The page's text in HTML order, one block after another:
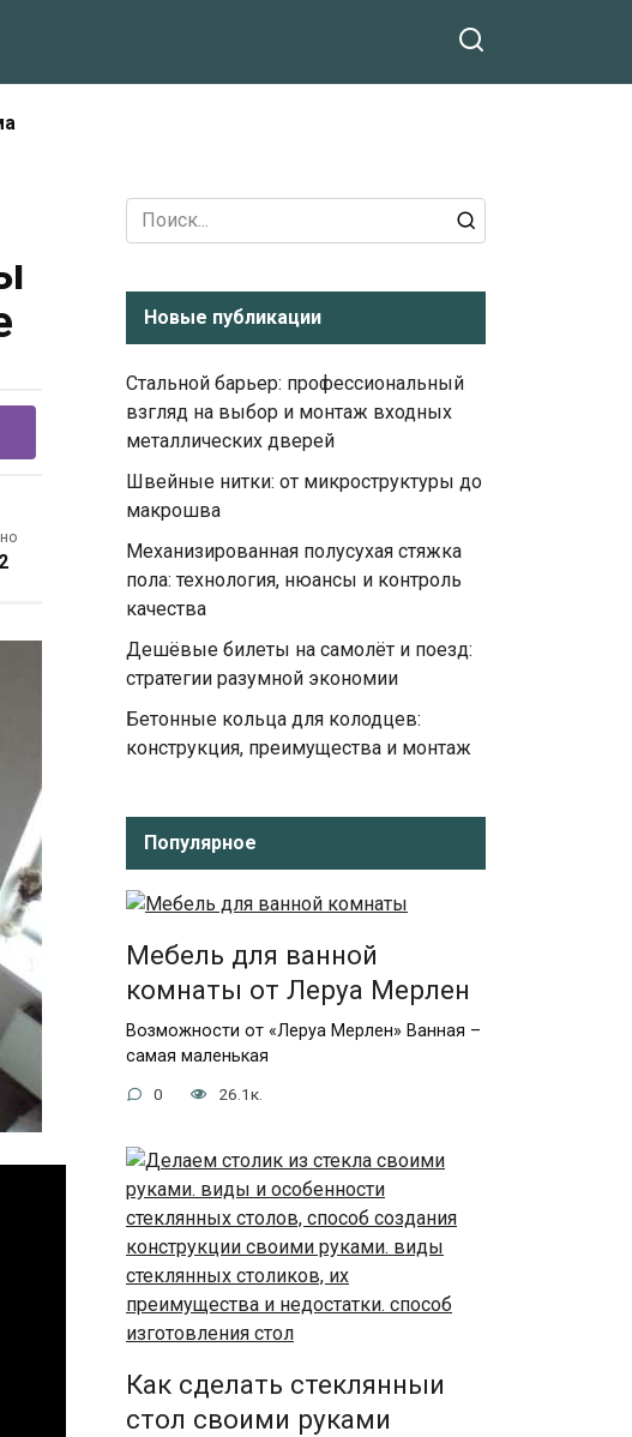
Search
for:
Новые публикации
Стальной барьер: профессиональный
взгляд на выбор и монтаж входных
металлических дверей
Швейные нитки: от микроструктуры до
макрошва
Механизированная полусухая стяжка
пола: технология, нюансы и контроль
качества
Дешёвые билеты на самолёт и поезд:
стратегии разумной экономии
Бетонные кольца для колодцев:
конструкция, преимущества и монтаж
Популярное
Мебель для ванной
комнаты от Леруа Мерлен
Возможности от «Леруа Мерлен» Ванная –
самая маленькая
0 26.1к.
Как сделать стеклянныи
стол своими руками